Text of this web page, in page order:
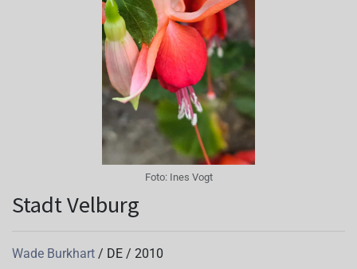
Foto: Ines Vogt
Stadt Velburg
Wade Burkhart / DE / 2010